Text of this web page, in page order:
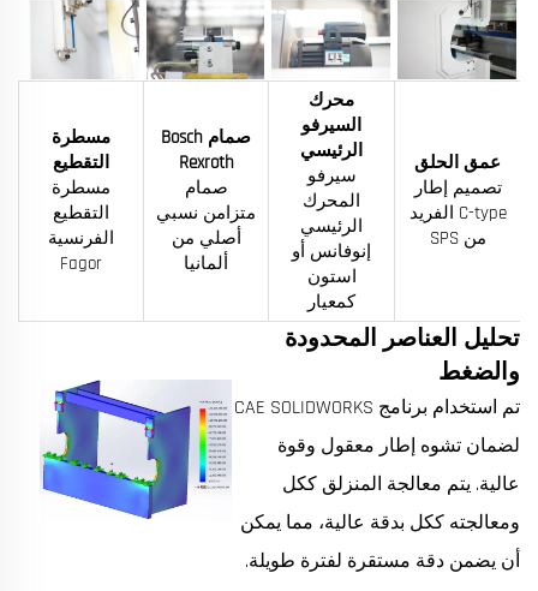
عمق الحلق
تصميم إطار
C-type الفريد
من SPS
محرك
السيرفو
الرئيسي
سيرفو
المحرك
الرئيسي
إنوفانس أو
استون
كمعيار
صمام Bosch
Rexroth
صمام
متزامن نسبي
أصلي من
ألمانيا
مسطرة
التقطيع
مسطرة
التقطيع
الفرنسية
Fagor
تحليل العناصر المحدودة
والضغط
تم استخدام برنامج CAE SOLIDWORKS
لضمان تشوه إطار معقول وقوة
عالية. يتم معالجة المنزلق ككل
ومعالجته ككل بدقة عالية، مما يمكن
أن يضمن دقة مستقرة لفترة طويلة.